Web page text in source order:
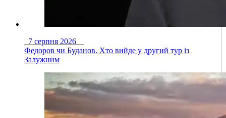
7 серпня 2026
Федоров чи Буданов. Хто вийде у другий тур із
Залужним